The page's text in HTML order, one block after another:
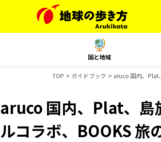
国と地域
TOP ガイドブック aruco 国内、Plat
aruco 国内、Plat、島
ルコラボ、BOOKS